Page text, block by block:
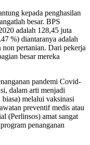
kepada penghasilan
besar. BPS
adalah 128,45 juta
%) diantaranya adalah
pertanian. Dari pekerja
besar mereka
pandemi Covid-
dalam arti menjadi
melalui vaksinasi
preventif medis atau
(Perlinsos) amat sangat
penanganan